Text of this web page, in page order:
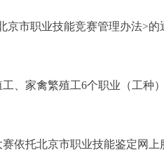
京市职业技能竞赛管理办法>
、家禽繁殖工6个职业（工种
依托北京市职业技能鉴定网上